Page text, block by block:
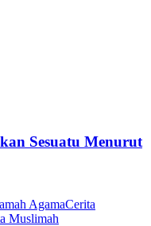
Sesuatu Menurut
AgamaCerita
Muslimah